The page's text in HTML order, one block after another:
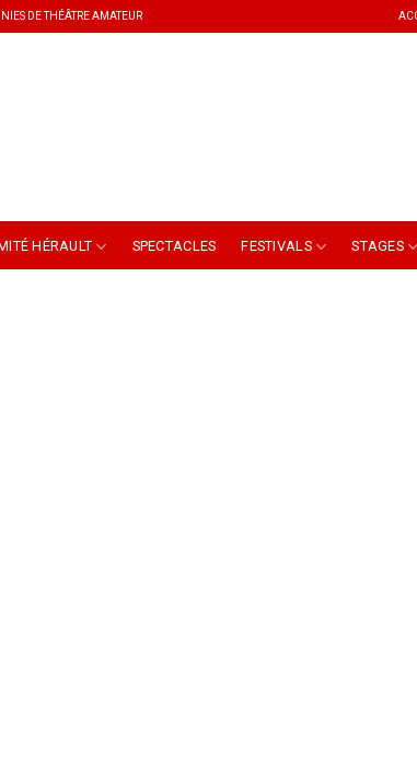
DE THÉÂTRE AMATEUR
HÉRAULT SPECTACLES FESTIVALS STAGES